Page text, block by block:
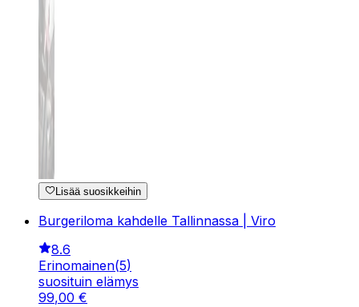
Lisää suosikkeihin
Burgeriloma kahdelle Tallinnassa | Viro
8.6
Erinomainen(5)
suosituin elämys
99,00 €